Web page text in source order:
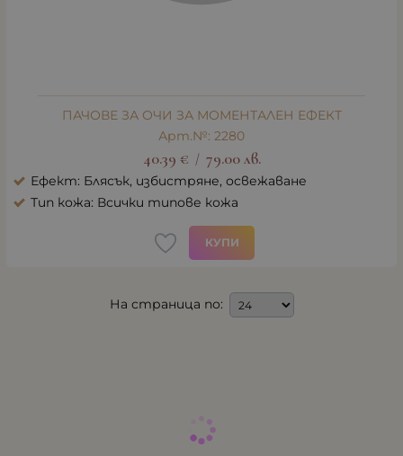
ПАЧОВЕ ЗА ОЧИ ЗА МОМЕНТАЛЕН ЕФЕКТ
Арт.№: 2280
40.39 € / 79.00 лв.
Ефект: Блясък, избистряне, освежаване
Тип кожа: Всички типове кожа
КУПИ
На страница по: